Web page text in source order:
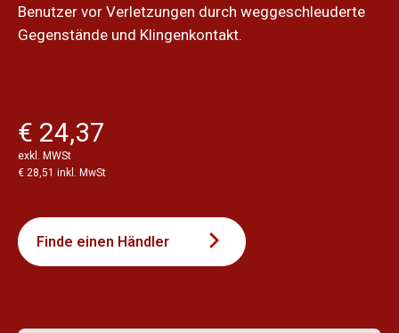
Benutzer vor Verletzungen durch weggeschleuderte
Gegenstände und Klingenkontakt.
€ 24,37
exkl. MWSt
€ 28,51 inkl. MwSt
Finde einen Händler